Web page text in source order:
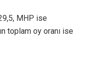
MHP ise
toplam oy oranı ise